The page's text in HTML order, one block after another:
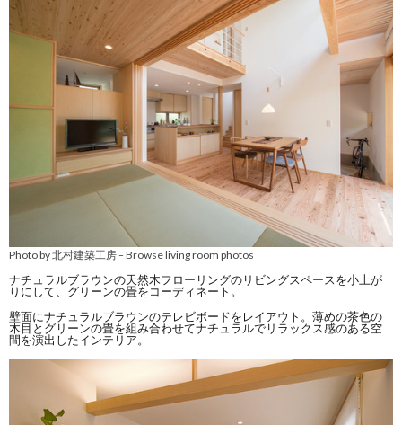
Photo by 北村建築工房–Browse living room photos
ナチュラルブラウンの天然木フローリングのリビングスペースを小上が
りにして、グリーンの畳をコーディネート。
壁面にナチュラルブラウンのテレビボードをレイアウト。薄めの茶色の
木目とグリーンの畳を組み合わせてナチュラルでリラックス感のある空
間を演出したインテリア。